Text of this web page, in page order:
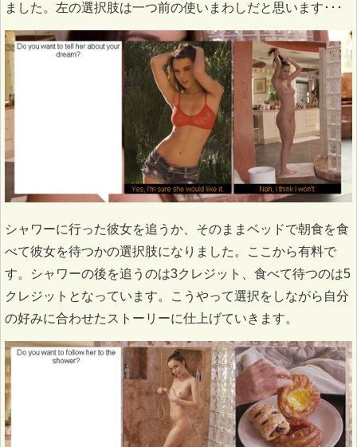
ました。左の選択肢は一つ前の使いまわしだと思います･･･
シャワーに行った彼女を追うか、そのままベッドで朝食を食
べて彼女を待つかの選択肢になりました。ここから有料で
す。シャワーの後を追うのは3クレジット、食べて待つのは5
クレジットとなっています。こうやって選択をしながら自分
の好みに合わせたストーリーに仕上げていきます。